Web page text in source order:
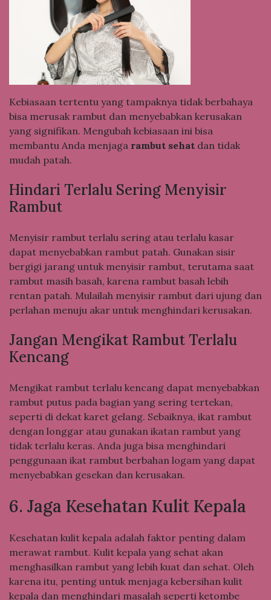
Kebiasaan tertentu yang tampaknya tidak berbahaya
bisa merusak rambut dan menyebabkan kerusakan
yang signifikan. Mengubah kebiasaan ini bisa
membantu Anda menjaga rambut sehat dan tidak
mudah patah.
Hindari Terlalu Sering Menyisir
Rambut
Menyisir rambut terlalu sering atau terlalu kasar
dapat menyebabkan rambut patah. Gunakan sisir
bergigi jarang untuk menyisir rambut, terutama saat
rambut masih basah, karena rambut basah lebih
rentan patah. Mulailah menyisir rambut dari ujung dan
perlahan menuju akar untuk menghindari kerusakan.
Jangan Mengikat Rambut Terlalu
Kencang
Mengikat rambut terlalu kencang dapat menyebabkan
rambut putus pada bagian yang sering tertekan,
seperti di dekat karet gelang. Sebaiknya, ikat rambut
dengan longgar atau gunakan ikatan rambut yang
tidak terlalu keras. Anda juga bisa menghindari
penggunaan ikat rambut berbahan logam yang dapat
menyebabkan gesekan dan kerusakan.
6. Jaga Kesehatan Kulit Kepala
Kesehatan kulit kepala adalah faktor penting dalam
merawat rambut. Kulit kepala yang sehat akan
menghasilkan rambut yang lebih kuat dan sehat. Oleh
karena itu, penting untuk menjaga kebersihan kulit
kepala dan menghindari masalah seperti ketombe